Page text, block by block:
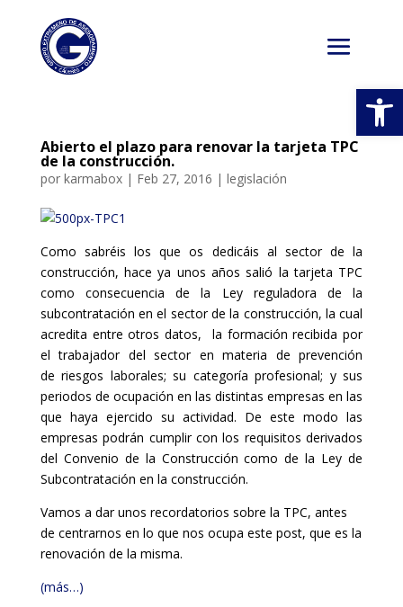
Abierto el plazo para renovar la tarjeta TPC
de la construcción.
por karmabox| Feb 27, 2016 | legislación
Como sabréis los que os dedicáis al sector de la
construcción, hace ya unos años salió la tarjeta TPC
como consecuencia de la Ley reguladora de la
subcontratación en el sector de la construcción, la cual
acredita entre otros datos, la formación recibida por
el trabajador del sector en materia de prevención
de riesgos laborales; su categoría profesional; y sus
periodos de ocupación en las distintas empresas en las
que haya ejercido su actividad. De este modo las
empresas podrán cumplir con los requisitos derivados
del Convenio de la Construcción como de la Ley de
Subcontratación en la construcción.
Vamos a dar unos recordatorios sobre la TPC, antes
de centrarnos en lo que nos ocupa este post, que es la
renovación de la misma.
(más…)